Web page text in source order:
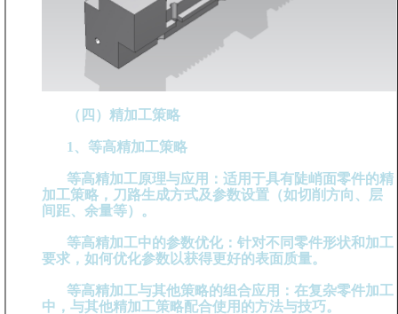
（四）精加工策略
1、等高精加工策略
等高精加工原理与应用：适用于具有陡峭面零件的精
加工策略，刀路生成方式及参数设置（如切削方向、层
间距、余量等）。
等高精加工中的参数优化：针对不同零件形状和加工
要求，如何优化参数以获得更好的表面质量。
等高精加工与其他策略的组合应用：在复杂零件加工
中，与其他精加工策略配合使用的方法与技巧。